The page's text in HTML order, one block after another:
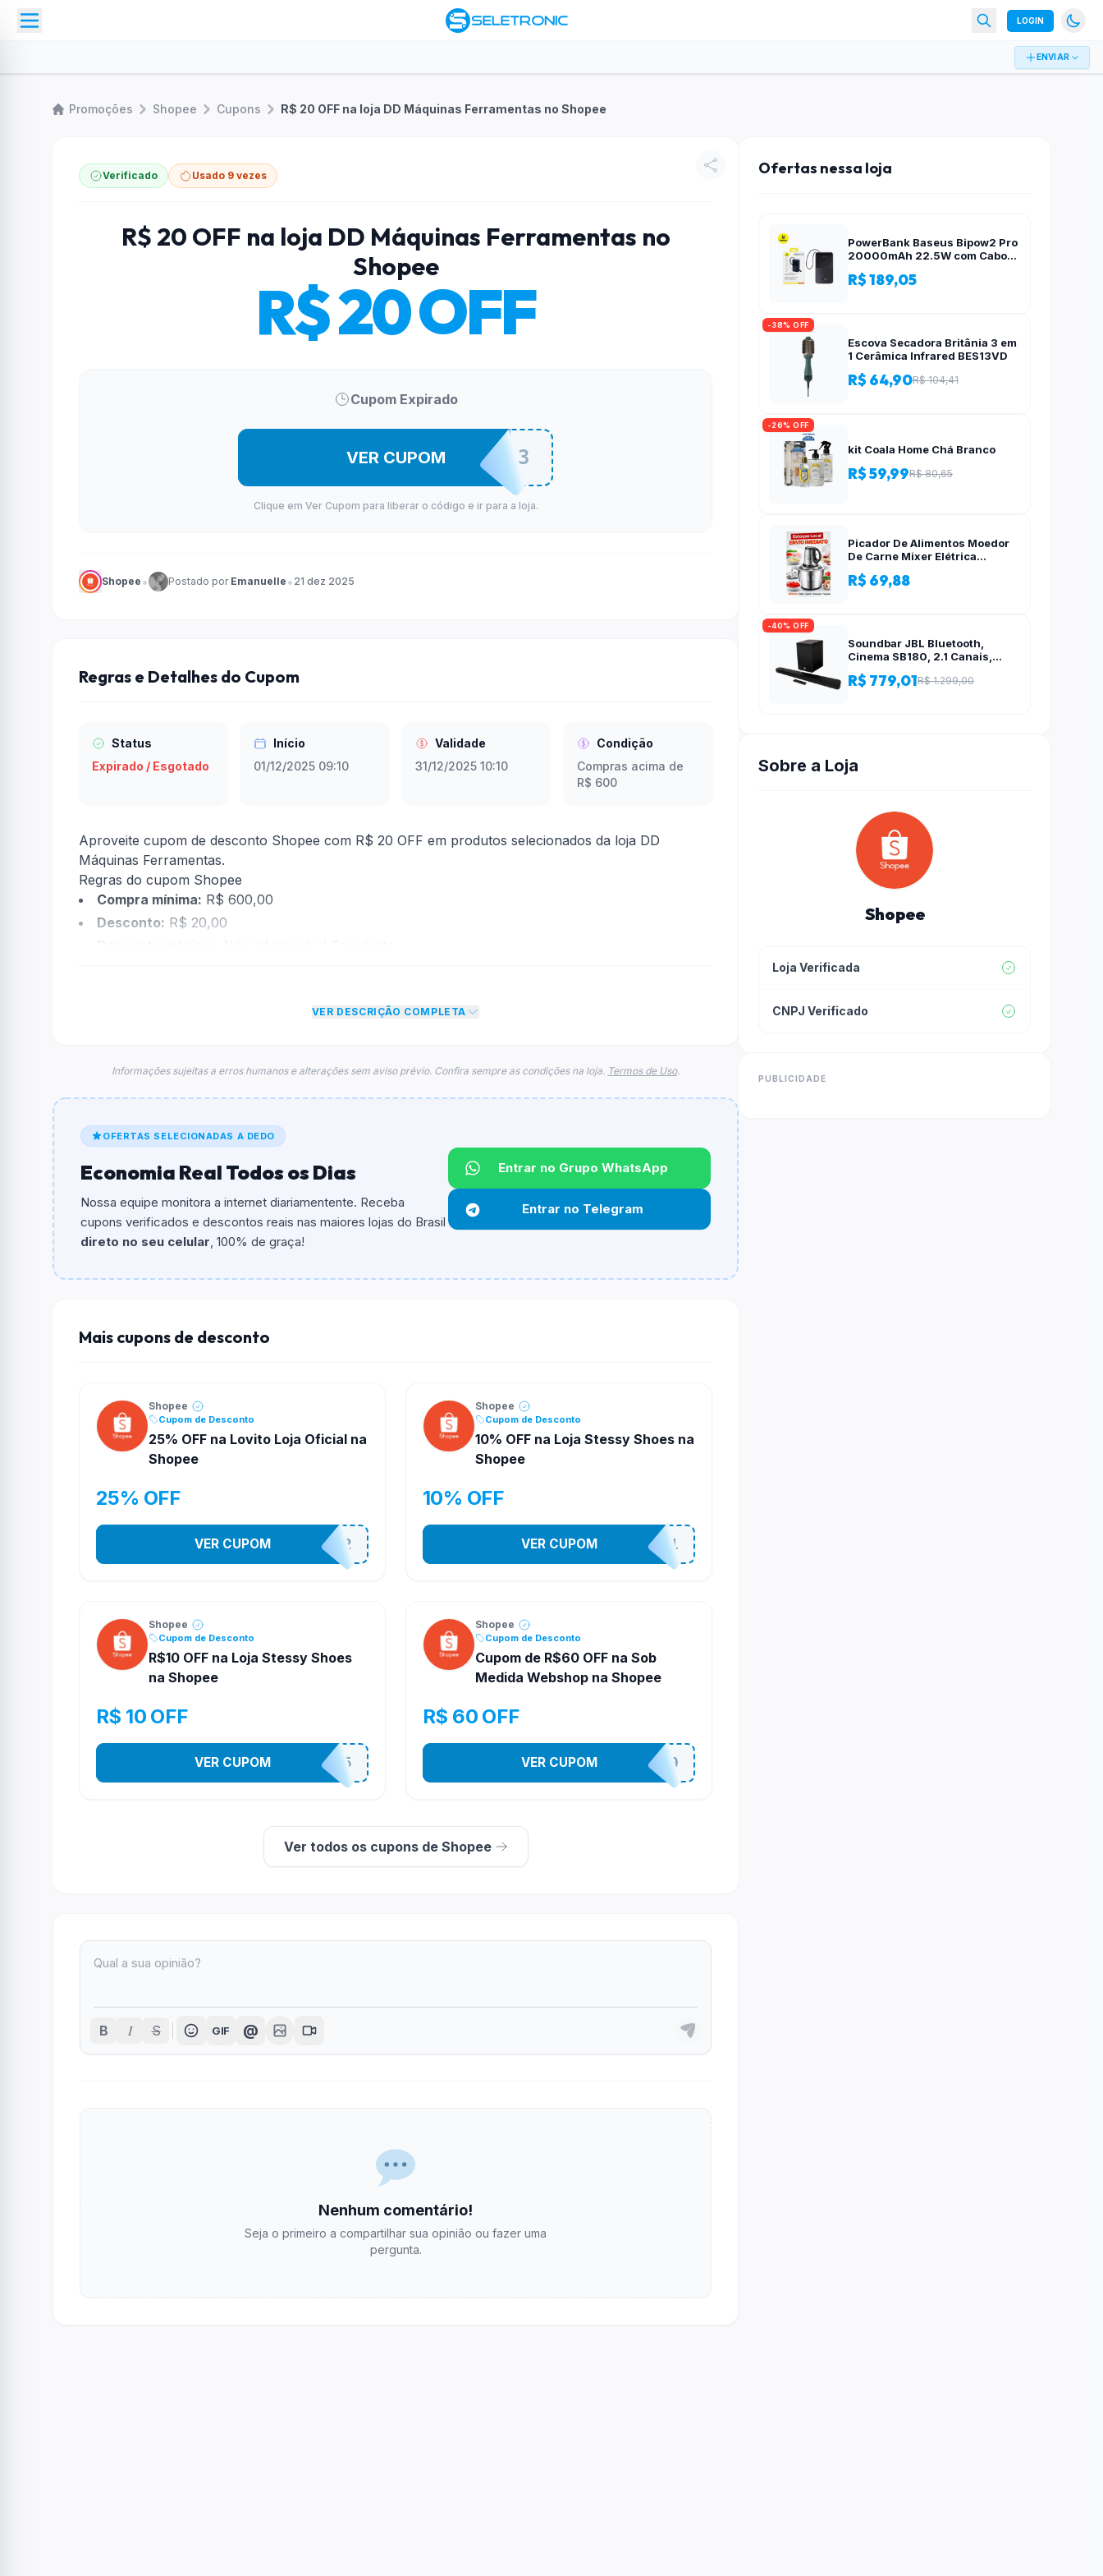
LOGIN
ENVIAR
Promoções Shopee Cupons R$ 20 OFF na loja DD Máquinas Ferramentas no Shopee
Verificado Usado 9 vezes
R$ 20 OFF na loja DD Máquinas Ferramentas no
Shopee
R$ 20 OFF
Cupom Expirado
DDMAB5623
VER CUPOM
Clique em Ver Cupom para liberar o código e ir para a loja.
Shopee • Postado por Emanuelle • 21 dez 2025
Regras e Detalhes do Cupom
Status
Expirado / Esgotado
Início
01/12/2025 09:10
Validade
31/12/2025 10:10
Condição
Compras acima de
R$ 600
Aproveite cupom de desconto Shopee com R$ 20 OFF em produtos selecionados da loja DD
Máquinas Ferramentas.
Regras do cupom Shopee
Compra mínima: R$ 600,00
Desconto: R$ 20,00
dará um desconto de R$ 20,00 no total do carrinho, não foram
econtradas informações sobre restrição de teto máximo para esse cupom.
O cupom dáR$ 20,00em compras.
Qual é o valor minimo de compra?
O valor minimo de compra é R$ 600,00.
Qual é o desconto máximo?
Não informado ou sem limite.
Funciona em qualquer produto?
podem não aceitar cupons.
VER DESCRIÇÃO COMPLETA
Informações sujeitas a erros humanos e alterações sem aviso prévio. Confira sempre as condições na loja. Termos de Uso.
OFERTAS SELECIONADAS A DEDO
Economia Real Todos os Dias
Nossa equipe monitora a internet diariamentente. Receba
cupons verificados e descontos reais nas maiores lojas do Brasil
direto no seu celular, 100% de graça!
Entrar no Grupo WhatsApp
Entrar no Telegram
Mais cupons de desconto
Shopee
Cupom de Desconto
25% OFF na Lovito Loja Oficial na
Shopee
25% OFF
141525852
VER CUPOM
Shopee
Cupom de Desconto
10% OFF na Loja Stessy Shoes na
Shopee
10% OFF
STES2541
VER CUPOM
Shopee
Cupom de Desconto
R$10 OFF na Loja Stessy Shoes
na Shopee
R$ 10 OFF
STES2525
VER CUPOM
Shopee
Cupom de Desconto
Cupom de R$60 OFF na Sob
Medida Webshop na Shopee
R$ 60 OFF
SOBM60400
VER CUPOM
Ver todos os cupons de Shopee
B I S GIF @
Nenhum comentário!
Seja o primeiro a compartilhar sua opinião ou fazer uma
pergunta.
Ofertas nessa loja
PowerBank Baseus Bipow2 Pro
20000mAh 22.5W com Cabo
EnerFill FC51
R$ 189,05
-38% OFF
Escova Secadora Britânia 3 em
1 Cerâmica Infrared BES13VD
R$ 64,90R$ 104,41
-26% OFF
kit Coala Home Chá Branco
R$ 59,99R$ 80,65
Picador De Alimentos Moedor
De Carne Mixer Elétrica
Alho – 110v-220v
R$ 69,88
-40% OFF
Soundbar JBL Bluetooth,
Cinema SB180, 2.1 Canais,
110W RMS
R$ 779,01R$ 1.299,00
Sobre a Loja
Shopee
Loja Verificada
CNPJ Verificado
PUBLICIDADE